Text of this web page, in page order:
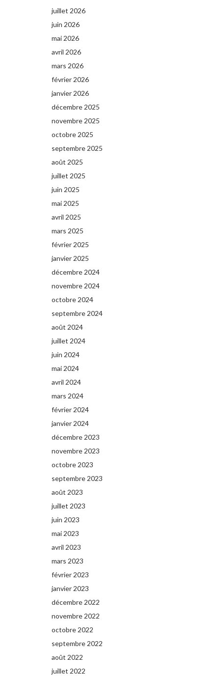
juillet 2026
juin 2026
mai 2026
avril 2026
mars 2026
février 2026
janvier 2026
décembre 2025
novembre 2025
octobre 2025
septembre 2025
août 2025
juillet 2025
juin 2025
mai 2025
avril 2025
mars 2025
février 2025
janvier 2025
décembre 2024
novembre 2024
octobre 2024
septembre 2024
août 2024
juillet 2024
juin 2024
mai 2024
avril 2024
mars 2024
février 2024
janvier 2024
décembre 2023
novembre 2023
octobre 2023
septembre 2023
août 2023
juillet 2023
juin 2023
mai 2023
avril 2023
mars 2023
février 2023
janvier 2023
décembre 2022
novembre 2022
octobre 2022
septembre 2022
août 2022
juillet 2022